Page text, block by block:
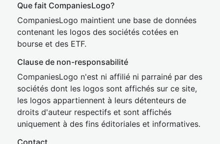
Que fait CompaniesLogo?
CompaniesLogo maintient une base de données
contenant les logos des sociétés cotées en
bourse et des ETF.
Clause de non-responsabilité
CompaniesLogo n'est ni affilié ni parrainé par des
sociétés dont les logos sont affichés sur ce site,
les logos appartiennent à leurs détenteurs de
droits d'auteur respectifs et sont affichés
uniquement à des fins éditoriales et informatives.
Contact